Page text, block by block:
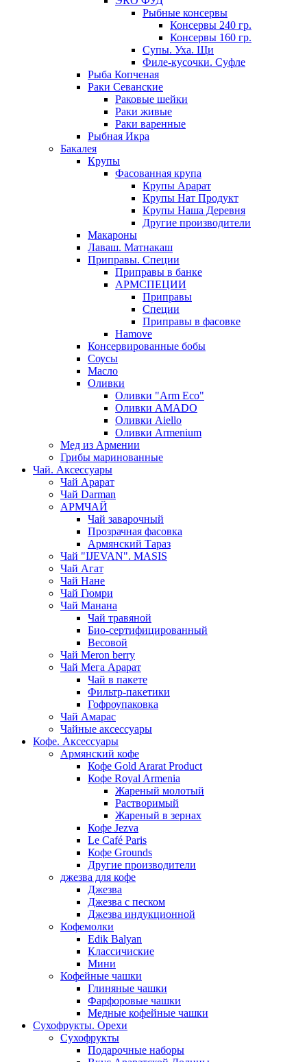
Рыбные консервы
Консервы 240 гр.
Консервы 160 гр.
Супы. Уха. Щи
Филе-кусочки. Суфле
Рыба Копченая
Раки Севанские
Раковые шейки
Раки живые
Раки варенные
Рыбная Икра
Бакалея
Крупы
Фасованная крупа
Крупы Арарат
Крупы Нат Продукт
Крупы Наша Деревня
Другие производители
Макароны
Лаваш. Матнакаш
Приправы. Специи
Приправы в банке
АРМСПЕЦИИ
Приправы
Специи
Приправы в фасовке
Hamove
Консервированные бобы
Соусы
Масло
Оливки
Оливки "Arm Eco"
Оливки AMADO
Оливки Aiello
Оливки Armenium
Мед из Армении
Грибы маринованные
Чай. Аксессуары
Чай Арарат
Чай Darman
АРМЧАЙ
Чай заварочный
Прозрачная фасовка
Армянский Тараз
Чай "IJEVAN". MASIS
Чай Агат
Чай Нане
Чай Гюмри
Чай Манана
Чай травяной
Био-сертифицированный
Весовой
Чай Meron berry
Чай Мега Арарат
Чай в пакете
Фильтр-пакетики
Гофроупаковка
Чай Амарас
Чайные аксессуары
Кофе. Аксессуары
Армянский кофе
Кофе Gold Ararat Product
Кофе Royal Armenia
Жареный молотый
Растворимый
Жареный в зернах
Кофе Jezva
Le Café Paris
Кофе Grounds
Другие производители
джезва для кофе
Джезва
Джезва с песком
Джезва индукционной
Кофемолки
Edik Balyan
Классичиские
Мини
Кофейные чашки
Глиняные чашки
Фарфоровые чашки
Медные кофейные чашки
Сухофрукты. Орехи
Сухофрукты
Подарочные наборы